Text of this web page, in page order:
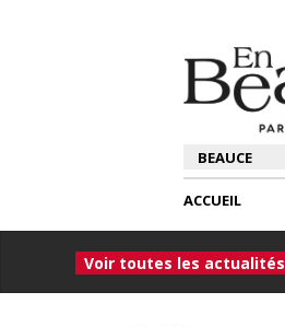
ACCUEIL
Voir toutes les actualités